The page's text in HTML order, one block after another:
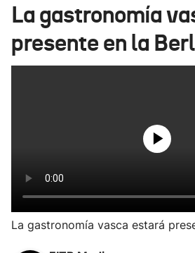
Ikusmiran
La gastronomía
presente en la
La gastronomía vasca estará